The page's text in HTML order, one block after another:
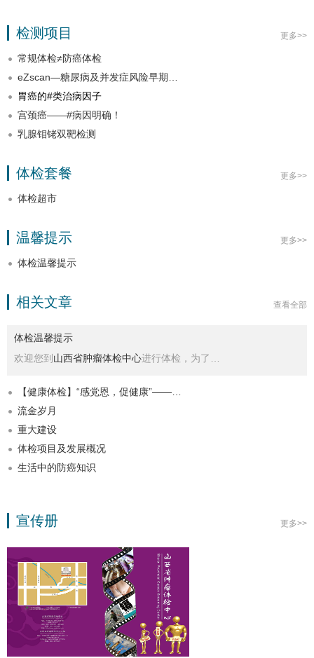
更多>>
检测项目
常规体检≠防癌体检
eZscan—糖尿病及并发症风险早期…
胃癌的#类治病因子
宫颈癌——#病因明确！
乳腺钼铑双靶检测
更多>>
体检套餐
体检超市
更多>>
温馨提示
体检温馨提示
查看全部
相关文章
体检温馨提示
欢迎您到 山西省肿瘤体检中心进行体检，为了…
【健康体检】“感党恩，促健康”——…
流金岁月
重大建设
体检项目及发展概况
生活中的防癌知识
更多>>
宣传册